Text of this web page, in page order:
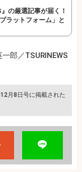
の厳選記事が届く！
ラットフォーム」と
郎／TSURINEWS
月8日号に掲載された